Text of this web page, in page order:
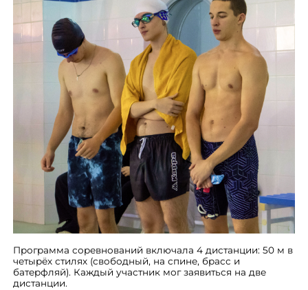
Программа соревнований включала 4 дистанции: 50 м в
четырёх стилях (свободный, на спине, брасс и
батерфляй). Каждый участник мог заявиться на две
дистанции.